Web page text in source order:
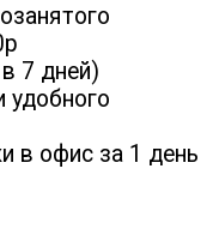
7 дней)
удобного
в офис за 1 день